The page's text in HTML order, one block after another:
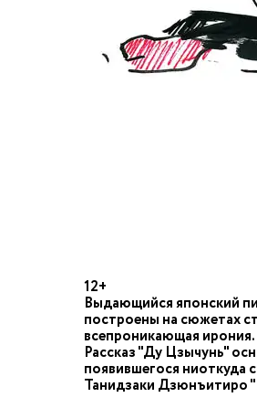
12+
Выдающийся японский
построены на сюжетах
всепроникающая
Рассказ "Ду Цзычунь"
появившегося ниоткуда
Танидзаки Дзюнъитиро